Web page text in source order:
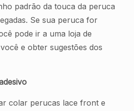
padrão da touca da peruca
Se sua peruca for
pode ir a uma loja de
e obter sugestões dos
colar perucas lace front e